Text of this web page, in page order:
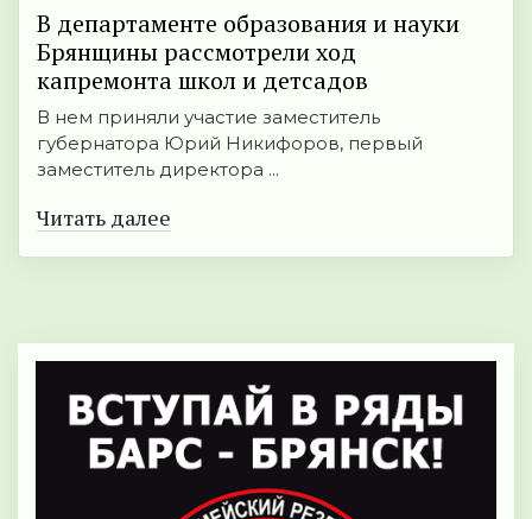
В департаменте образования и науки
Брянщины рассмотрели ход
капремонта школ и детсадов
В нем приняли участие заместитель
губернатора Юрий Никифоров, первый
заместитель директора ...
Читать далее